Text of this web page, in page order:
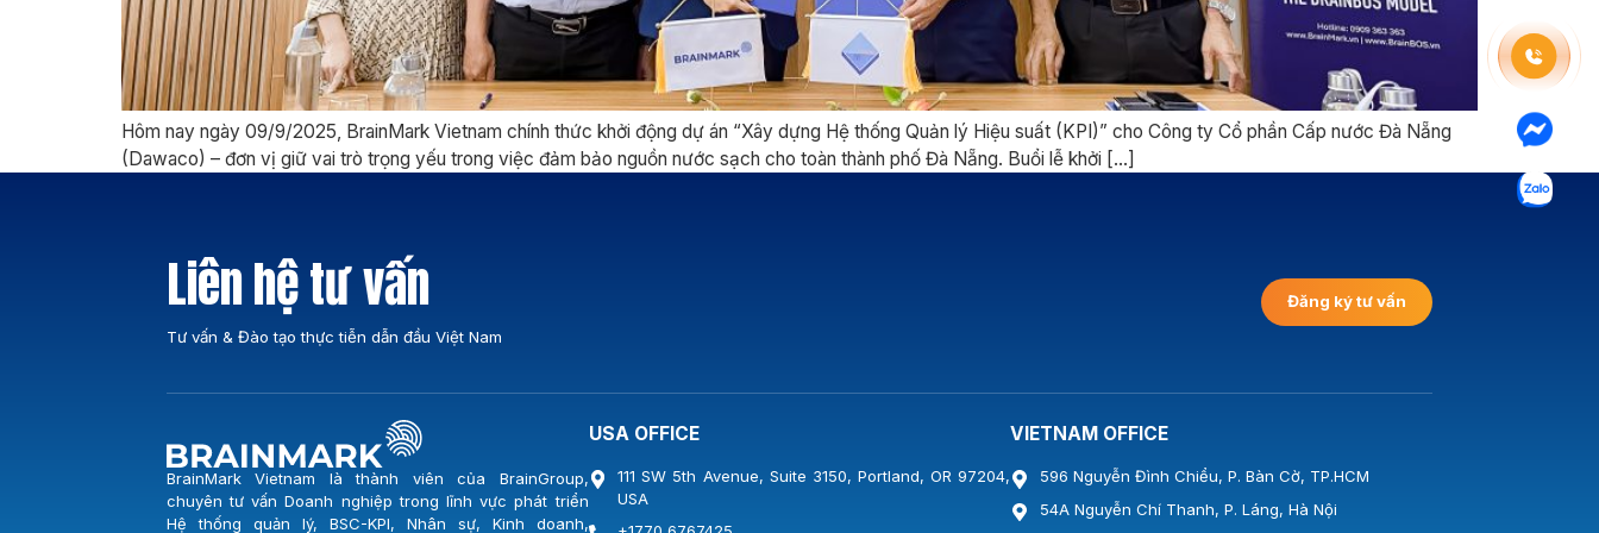
Hôm nay ngày 09/9/2025, BrainMark Vietnam chính thức khởi động dự án “Xây dựng Hệ thống Quản lý Hiệu suất (KPI)” cho Công ty Cổ phần Cấp nước Đà Nẵng
(Dawaco) – đơn vị giữ vai trò trọng yếu trong việc đảm bảo nguồn nước sạch cho toàn thành phố Đà Nẵng. Buổi lễ khởi […]
Liên hệ tư vấn
Tư vấn & Đào tạo thực tiễn dẫn đầu Việt Nam
Đăng ký tư vấn
BrainMark Vietnam là thành viên của BrainGroup,
chuyên tư vấn Doanh nghiệp trong lĩnh vực phát triển
Hệ thống quản lý, BSC-KPI, Nhân sự, Kinh doanh,
USA OFFICE
111 SW 5th Avenue, Suite 3150, Portland, OR 97204,
USA
VIETNAM OFFICE
596 Nguyễn Đình Chiểu, P. Bàn Cờ, TP.HCM
54A Nguyễn Chí Thanh, P. Láng, Hà Nội